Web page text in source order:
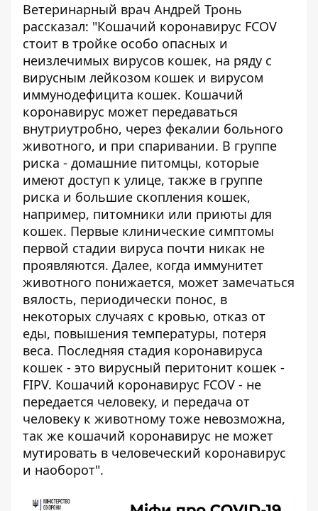
Ветеринарный врач Андрей Тронь
рассказал: "Кошачий коронавирус FCOV
стоит в тройке особо опасных и
неизлечимых вирусов кошек, на ряду с
вирусным лейкозом кошек и вирусом
иммунодефицита кошек. Кошачий
коронавирус может передаваться
внутриутробно, через фекалии больного
животного, и при спаривании. В группе
риска - домашние питомцы, которые
имеют доступ к улице, также в группе
риска и большие скопления кошек,
например, питомники или приюты для
кошек. Первые клинические симптомы
первой стадии вируса почти никак не
проявляются. Далее, когда иммунитет
животного понижается, может замечаться
вялость, периодически понос, в
некоторых случаях с кровью, отказ от
еды, повышения температуры, потеря
веса. Последняя стадия коронавируса
кошек - это вирусный перитонит кошек -
FIPV. Кошачий коронавирус FCOV - не
передается человеку, и передача от
человеку к животному тоже невозможна,
так же кошачий коронавирус не может
мутировать в человеческий коронавирус
и наоборот".